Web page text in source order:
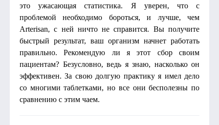
это ужасающая статистика. Я уверен, что с
проблемой необходимо бороться, и лучше, чем
Arterisan, с ней ничто не справится. Вы получите
быстрый результат, ваш организм начнет работать
правильно. Рекомендую ли я этот сбор своим
пациентам? Безусловно, ведь я знаю, насколько он
эффективен. За свою долгую практику я имел дело
со многими таблетками, но все они бесполезны по
сравнению с этим чаем.